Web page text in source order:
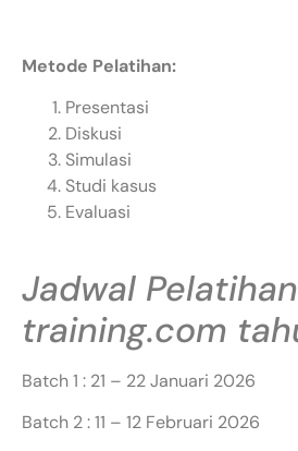
Metode Pelatihan:
Presentasi
Diskusi
Simulasi
Studi kasus
Evaluasi
Jadwal
training.com
Batch 1 : 21 – 22 Januari 2026
Batch 2 : 11 – 12 Februari 2026